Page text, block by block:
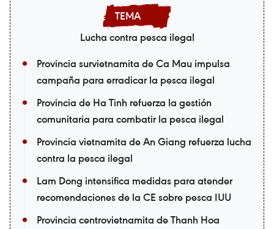
Lucha contra pesca ilegal
Provincia survietnamita de Ca Mau impulsa
campaña para erradicar la pesca ilegal
Provincia de Ha Tinh refuerza la gestión
comunitaria para combatir la pesca ilegal
Provincia vietnamita de An Giang refuerza lucha
contra la pesca ilegal
Lam Dong intensifica medidas para atender
recomendaciones de la CE sobre pesca IUU
Provincia centrovietnamita de Thanh Hoa